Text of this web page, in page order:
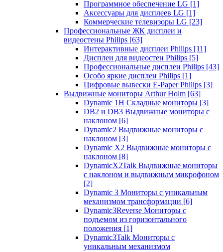
Программное обеспечение LG [1]
Аксессуары для дисплеев LG [1]
Коммерческие телевизоры LG [23]
Профессиональные ЖК дисплеи и
видеостены Philips [63]
Интерактивные дисплеи Philips [11]
Дисплеи для видеостен Philips [5]
Профессиональные дисплеи Philips [43]
Особо яркие дисплеи Philips [1]
Цифровые вывески E-Paper Philips [3]
Выдвижные мониторы Arthur Holm [63]
Dynamic 1Н Складные мониторы [3]
DB2 и DB3 Выдвижные мониторы с
наклоном [6]
Dynamic2 Выдвижные мониторы с
наклоном [3]
Dynamic X2 Выдвижные мониторы с
наклоном [8]
DynamicX2Talk Выдвижные мониторы
с наклоном и выдвижным микрофоном
[2]
Dynamic 3 Мониторы с уникальным
механизмом трансформации [6]
Dynamic3Reverse Мониторы с
подъемом из горизонтального
положения [1]
Dynamic3Talk Мониторы с
уникальным механизмом